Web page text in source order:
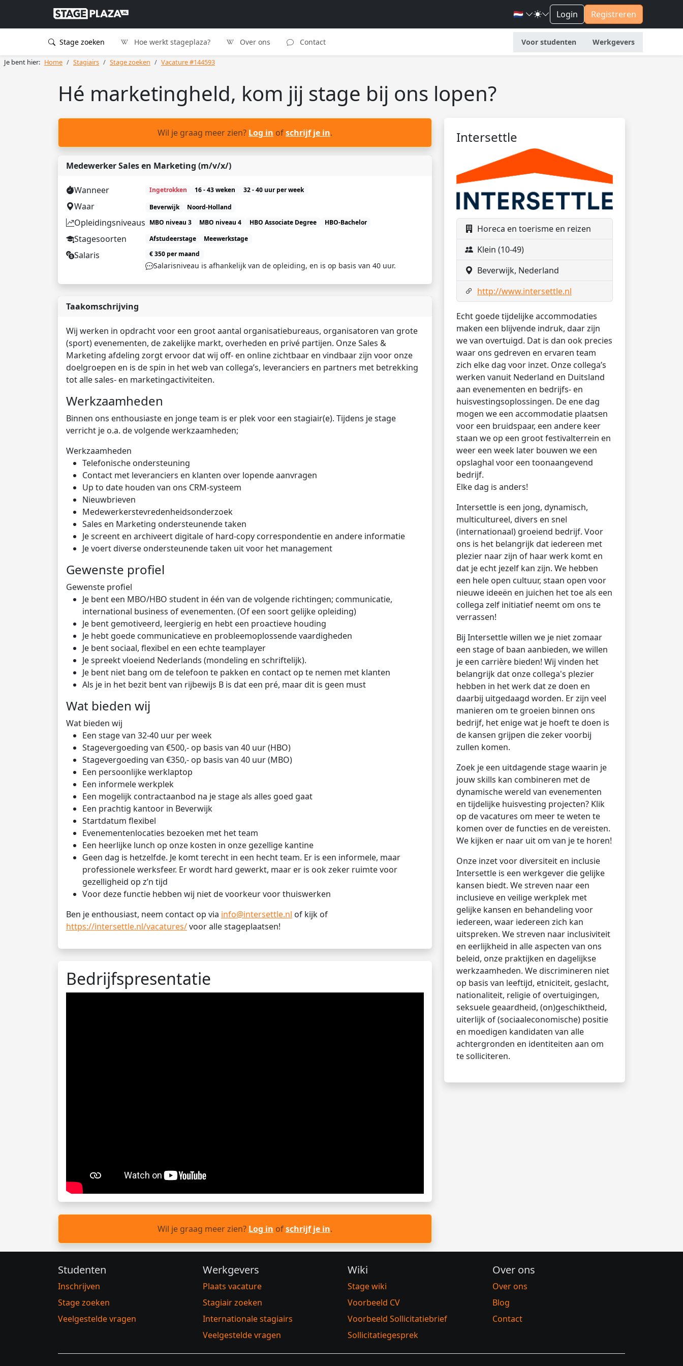
🇳🇱 Login Registreren
Stage zoeken Hoe werkt stageplaza? Over ons Contact Voor studenten Werkgevers
Je bent hier: Home Stagiairs Stage zoeken Vacature #144593
Hé marketingheld, kom jij stage bij ons lopen?
Wil je graag meer zien? Log in ofschrijf je in.
Medewerker Sales en Marketing (m/v/x/)
Wanneer Ingetrokken 16 - 43 weken 32 - 40 uur per week
Waar Beverwijk Noord-Holland
Opleidingsniveaus MBO niveau 3 MBO niveau 4 HBO Associate Degree HBO-Bachelor
Stagesoorten Afstudeerstage Meewerkstage
Salaris € 350 per maand
Salarisniveau is afhankelijk van de opleiding, en is op basis van 40 uur.
Taakomschrijving
Wij werken in opdracht voor een groot aantal organisatiebureaus, organisatoren van grote
(sport) evenementen, de zakelijke markt, overheden en privé partijen. Onze Sales &
Marketing afdeling zorgt ervoor dat wij off- en online zichtbaar en vindbaar zijn voor onze
doelgroepen en is de spin in het web van collega’s, leveranciers en partners met betrekking
tot alle sales- en marketingactiviteiten.
Werkzaamheden
Binnen ons enthousiaste en jonge team is er plek voor een stagiair(e). Tijdens je stage
verricht je o.a. de volgende werkzaamheden;
Werkzaamheden
Telefonische ondersteuning
Contact met leveranciers en klanten over lopende aanvragen
Up to date houden van ons CRM-systeem
Nieuwbrieven
Medewerkerstevredenheidsonderzoek
Sales en Marketing ondersteunende taken
Je screent en archiveert digitale of hard-copy correspondentie en andere informatie
Je voert diverse ondersteunende taken uit voor het management
Gewenste profiel
Gewenste profiel
Je bent een MBO/HBO student in één van de volgende richtingen; communicatie,
international business of evenementen. (Of een soort gelijke opleiding)
Je bent gemotiveerd, leergierig en hebt een proactieve houding
Je hebt goede communicatieve en probleemoplossende vaardigheden
Je bent sociaal, flexibel en een echte teamplayer
Je spreekt vloeiend Nederlands (mondeling en schriftelijk).
Je bent niet bang om de telefoon te pakken en contact op te nemen met klanten
Als je in het bezit bent van rijbewijs B is dat een pré, maar dit is geen must
Wat bieden wij
Wat bieden wij
Een stage van 32-40 uur per week
Stagevergoeding van €500,- op basis van 40 uur (HBO)
Stagevergoeding van €350,- op basis van 40 uur (MBO)
Een persoonlijke werklaptop
Een informele werkplek
Een mogelijk contractaanbod na je stage als alles goed gaat
Een prachtig kantoor in Beverwijk
Startdatum flexibel
Evenementenlocaties bezoeken met het team
Een heerlijke lunch op onze kosten in onze gezellige kantine
Geen dag is hetzelfde. Je komt terecht in een hecht team. Er is een informele, maar
professionele werksfeer. Er wordt hard gewerkt, maar er is ook zeker ruimte voor
gezelligheid op z’n tijd
Voor deze functie hebben wij niet de voorkeur voor thuiswerken
Ben je enthousiast, neem contact op via info@intersettle.nl of kijk of
https://intersettle.nl/vacatures/voor alle stageplaatsen!
Bedrijfspresentatie
Wil je graag meer zien? Log in ofschrijf je in.
Intersettle
Horeca en toerisme en reizen
Klein (10-49)
Beverwijk, Nederland
http://www.intersettle.nl
Echt goede tijdelijke accommodaties
maken een blijvende indruk, daar zijn
we van overtuigd. Dat is dan ook precies
waar ons gedreven en ervaren team
zich elke dag voor inzet. Onze collega’s
werken vanuit Nederland en Duitsland
aan evenementen en bedrijfs- en
huisvestingsoplossingen. De ene dag
mogen we een accommodatie plaatsen
voor een bruidspaar, een andere keer
staan we op een groot festivalterrein en
weer een week later bouwen we een
opslaghal voor een toonaangevend
bedrijf.
Elke dag is anders!
Intersettle is een jong, dynamisch,
multicultureel, divers en snel
(internationaal) groeiend bedrijf. Voor
ons is het belangrijk dat iedereen met
plezier naar zijn of haar werk komt en
dat je echt jezelf kan zijn. We hebben
een hele open cultuur, staan open voor
nieuwe ideeën en juichen het toe als een
collega zelf initiatief neemt om ons te
verrassen!
Bij Intersettle willen we je niet zomaar
een stage of baan aanbieden, we willen
je een carrière bieden! Wij vinden het
belangrijk dat onze collega's plezier
hebben in het werk dat ze doen en
daarbij uitgedaagd worden. Er zijn veel
manieren om te groeien binnen ons
bedrijf, het enige wat je hoeft te doen is
de kansen grijpen die zeker voorbij
zullen komen.
Zoek je een uitdagende stage waarin je
jouw skills kan combineren met de
dynamische wereld van evenementen
en tijdelijke huisvesting projecten? Klik
op de vacatures om meer te weten te
komen over de functies en de vereisten.
We kijken er naar uit om van je te horen!
Onze inzet voor diversiteit en inclusie
Intersettle is een werkgever die gelijke
kansen biedt. We streven naar een
inclusieve en veilige werkplek met
gelijke kansen en behandeling voor
iedereen, waar iedereen zich kan
uitspreken. We streven naar inclusiviteit
en eerlijkheid in alle aspecten van ons
beleid, onze praktijken en dagelijkse
werkzaamheden. We discrimineren niet
op basis van leeftijd, etniciteit, geslacht,
nationaliteit, religie of overtuigingen,
seksuele geaardheid, (on)geschiktheid,
uiterlijk of (sociaaleconomische) positie
en moedigen kandidaten van alle
achtergronden en identiteiten aan om
te solliciteren.
Studenten
Inschrijven
Stage zoeken
Veelgestelde vragen
Werkgevers
Plaats vacature
Stagiair zoeken
Internationale stagiairs
Veelgestelde vragen
Wiki
Stage wiki
Voorbeeld CV
Voorbeeld Sollicitatiebrief
Sollicitatiegesprek
Over ons
Over ons
Blog
Contact